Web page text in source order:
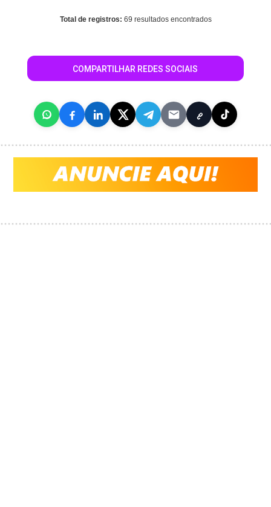
Total de registros: 69 resultados encontrados
COMPARTILHAR REDES SOCIAIS